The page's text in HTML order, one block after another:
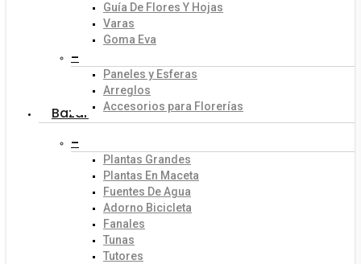
Guía De Flores Y Hojas
Varas
Goma Eva
–
Paneles y Esferas
Arreglos
Accesorios para Florerías
Bazar
–
Plantas Grandes
Plantas En Maceta
Fuentes De Agua
Adorno Bicicleta
Fanales
Tunas
Tutores